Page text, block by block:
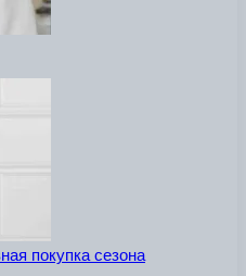
покупка сезона